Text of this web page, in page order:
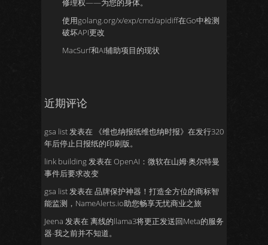
修理权——为您的身体。
使用golang.org/x/exp/cmd/apidiff在Go中检测
破坏API更改
MacSurf和AI辅助项目的现状
近期评论
gsa list发表在
《维也纳报纸维也纳时报》在发行320
年后停止日报纸的印刷版。
link building发表在 OpenAI：微软在山姆·奥尔特曼
事件后要求改变
gsa list发表在 品牌保护神器！打造全方位的商标智
能监测，NameAlerts.io助您畅享无忧商业之旅
Jeena 发表在 离线的llama3将更正发送回Meta的服务
器-我之前并不知道。